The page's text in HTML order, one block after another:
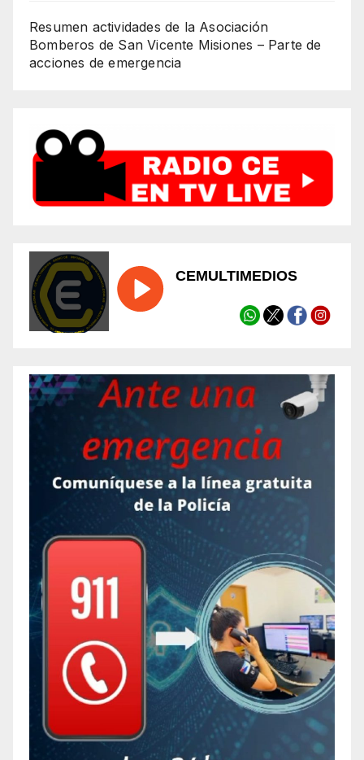
Resumen actividades de la Asociación
Bomberos de San Vicente Misiones – Parte de
acciones de emergencia